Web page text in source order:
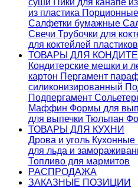
суши Пики для канапе
из пластика
Салфетки бумажные
Свечи Трубочки для
для коктейлей
ТОВАРЫ ДЛЯ
Кондитерские мешки и
картон Пергамент
силиконизированный
Подпергамент
Маффин Формы для
для выпечки Тюльпан
ТОВАРЫ ДЛЯ КУХНИ
Дрова и уголь Кухонные
для льда и
Топливо для мармитов
РАСПРОДАЖА
ЗАКАЗНЫЕ ПОЗИЦИИ